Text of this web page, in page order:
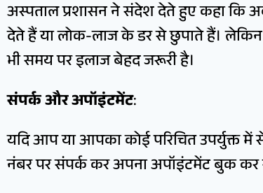
अस्पताल प्रशासन ने संदेश देते हुए कहा कि
देते हैं या लोक-लाज के डर से छुपाते हैं। लेकिन
भी समय पर इलाज बेहद जरूरी है।
संपर्क और अपॉइंटमेंट:
यदि आप या आपका कोई परिचित उपर्युक्त में
नंबर पर संपर्क कर अपना अपॉइंटमेंट बुक